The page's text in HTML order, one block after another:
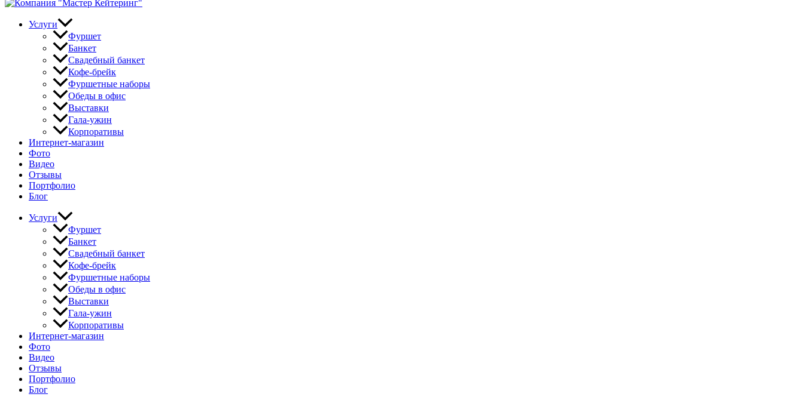
Услуги
Фуршет
Банкет
Свадебный банкет
Кофе-брейк
Фуршетные наборы
Обеды в офис
Выставки
Гала-ужин
Корпоративы
Интернет-магазин
Фото
Видео
Отзывы
Портфолио
Блог
Услуги
Фуршет
Банкет
Свадебный банкет
Кофе-брейк
Фуршетные наборы
Обеды в офис
Выставки
Гала-ужин
Корпоративы
Интернет-магазин
Фото
Видео
Отзывы
Портфолио
Блог